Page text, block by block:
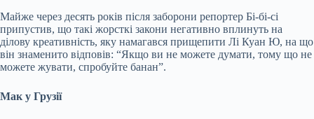
Майже через десять років після заборони репортер Бі-бі-сі
припустив, що такі жорсткі закони негативно вплинуть на
ділову креативність, яку намагався прищепити Лі Куан Ю, на що
він знаменито відповів: “Якщо ви не можете думати, тому що не
можете жувати, спробуйте банан”.
Мак у Грузії